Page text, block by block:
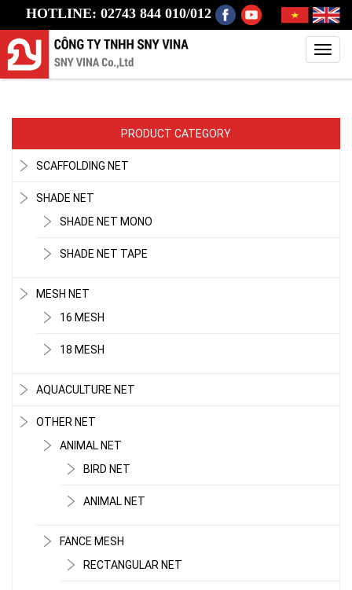
HOTLINE: 02743 844 010/012
PRODUCT CATEGORY
SCAFFOLDING NET
SHADE NET
SHADE NET MONO
SHADE NET TAPE
MESH NET
16 MESH
18 MESH
AQUACULTURE NET
OTHER NET
ANIMAL NET
BIRD NET
ANIMAL NET
FANCE MESH
RECTANGULAR NET